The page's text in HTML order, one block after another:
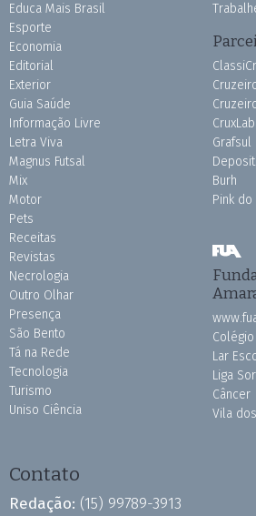
Educa Mais Brasil
Esporte
Economia
Editorial
Exterior
Guia Saúde
Informação Livre
Letra Viva
Magnus Futsal
Mix
Motor
Pets
Receitas
Revistas
Necrologia
Outro Olhar
Presença
São Bento
Tá na Rede
Tecnologia
Turismo
Uniso Ciência
CruxLab
Grafsul
Burh
Pink do
Lar
Liga
Câncer
Vila
Contato
Redação: (15) 99789-3913